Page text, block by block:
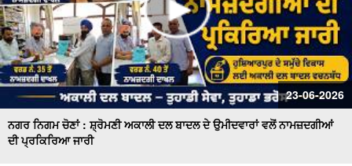
23-06-2026
ਨਗਰ ਨਿਗਮ ਚੋਣਾਂ : ਸ਼੍ਰੋਮਣੀ ਅਕਾਲੀ ਦਲ ਬਾਦਲ ਦੇ ਉਮੀਦਵਾਰਾਂ ਵਲੋਂ ਨਾਮਜ਼ਦਗੀਆਂ
ਦੀ ਪ੍ਰਕਿਰਿਆ ਜਾਰੀ